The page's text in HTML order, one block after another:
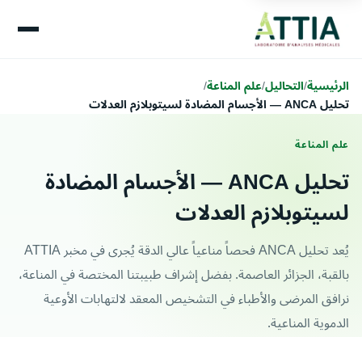
الرئيسية/التحاليل/علم المناعة/
تحليل ANCA — الأجسام المضادة لسيتوبلازم العدلات
علم المناعة
تحليل ANCA — الأجسام المضادة
لسيتوبلازم العدلات
يُعد تحليل ANCA فحصاً مناعياً عالي الدقة يُجرى في مخبر ATTIA
بالقبة، الجزائر العاصمة. بفضل إشراف طبيبتنا المختصة في المناعة،
نرافق المرضى والأطباء في التشخيص المعقد لالتهابات الأوعية
الدموية المناعية.